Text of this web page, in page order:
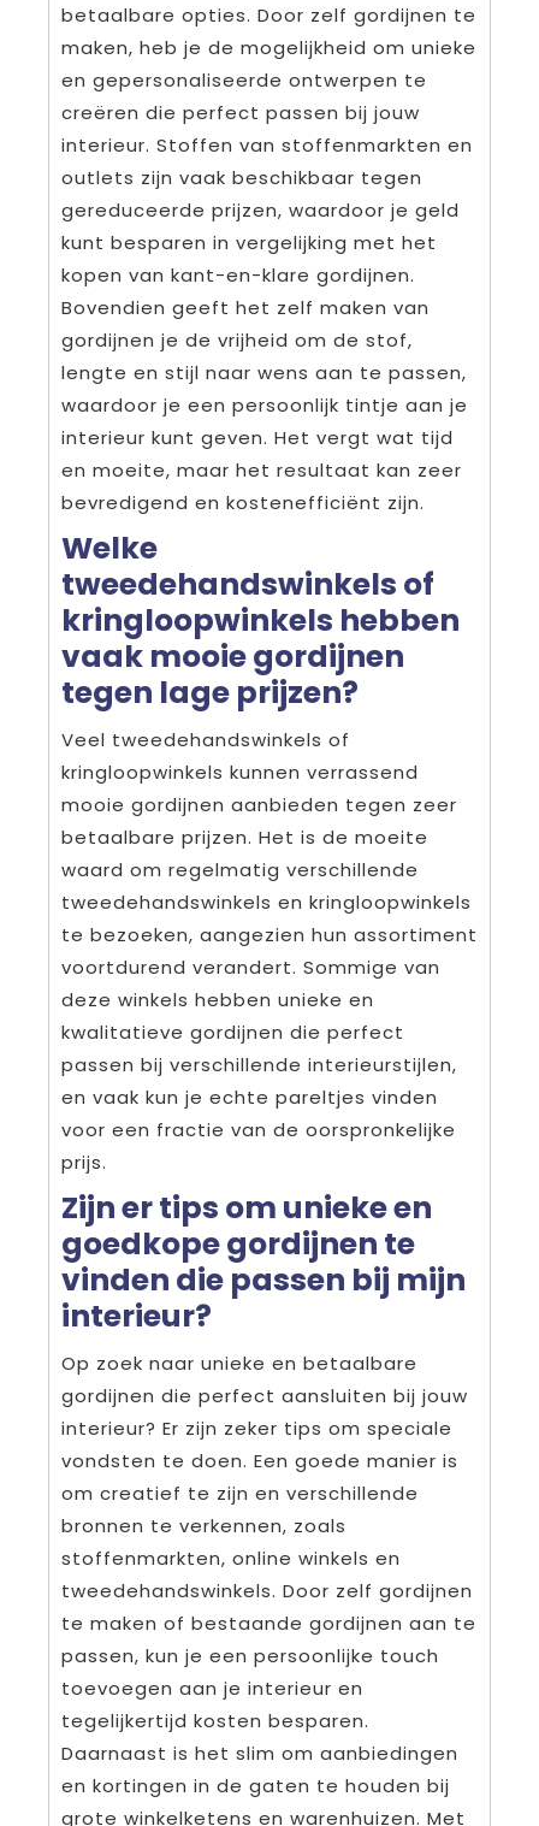
betaalbare opties. Door zelf gordijnen te
maken, heb je de mogelijkheid om unieke
en gepersonaliseerde ontwerpen te
creëren die perfect passen bij jouw
interieur. Stoffen van stoffenmarkten en
outlets zijn vaak beschikbaar tegen
gereduceerde prijzen, waardoor je geld
kunt besparen in vergelijking met het
kopen van kant-en-klare gordijnen.
Bovendien geeft het zelf maken van
gordijnen je de vrijheid om de stof,
lengte en stijl naar wens aan te passen,
waardoor je een persoonlijk tintje aan je
interieur kunt geven. Het vergt wat tijd
en moeite, maar het resultaat kan zeer
bevredigend en kostenefficiënt zijn.
Welke
tweedehandswinkels of
kringloopwinkels hebben
vaak mooie gordijnen
tegen lage prijzen?
Veel tweedehandswinkels of
kringloopwinkels kunnen verrassend
mooie gordijnen aanbieden tegen zeer
betaalbare prijzen. Het is de moeite
waard om regelmatig verschillende
tweedehandswinkels en kringloopwinkels
te bezoeken, aangezien hun assortiment
voortdurend verandert. Sommige van
deze winkels hebben unieke en
kwalitatieve gordijnen die perfect
passen bij verschillende interieurstijlen,
en vaak kun je echte pareltjes vinden
voor een fractie van de oorspronkelijke
prijs.
Zijn er tips om unieke en
goedkope gordijnen te
vinden die passen bij mijn
interieur?
Op zoek naar unieke en betaalbare
gordijnen die perfect aansluiten bij jouw
interieur? Er zijn zeker tips om speciale
vondsten te doen. Een goede manier is
om creatief te zijn en verschillende
bronnen te verkennen, zoals
stoffenmarkten, online winkels en
tweedehandswinkels. Door zelf gordijnen
te maken of bestaande gordijnen aan te
passen, kun je een persoonlijke touch
toevoegen aan je interieur en
tegelijkertijd kosten besparen.
Daarnaast is het slim om aanbiedingen
en kortingen in de gaten te houden bij
grote winkelketens en warenhuizen. Met